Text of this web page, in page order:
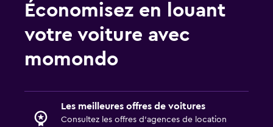
Économisez en louant
votre voiture avec
momondo
Les meilleures offres de voitures
Consultez les offres d’agences de location